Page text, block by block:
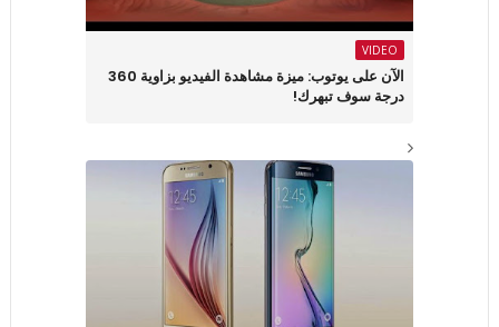
VIDEO
الآن على يوتوب: ميزة مشاهدة الفيديو بزاوية 360
درجة سوف تبهرك!